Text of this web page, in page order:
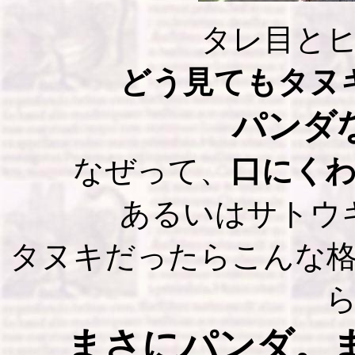
タレ目と
どう見てもタヌ
パンダ
なぜって、
口にく
あるいはサトウ
タヌキだったらこんな
まさにパンダ。